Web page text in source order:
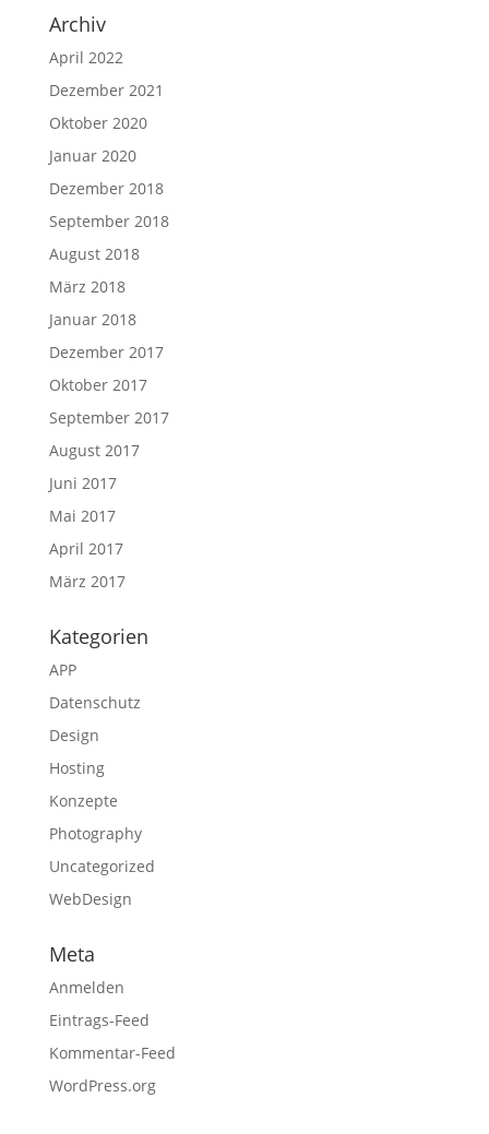
Archiv
April 2022
Dezember 2021
Oktober 2020
Januar 2020
Dezember 2018
September 2018
August 2018
März 2018
Januar 2018
Dezember 2017
Oktober 2017
September 2017
August 2017
Juni 2017
Mai 2017
April 2017
März 2017
Kategorien
APP
Datenschutz
Design
Hosting
Konzepte
Photography
Uncategorized
WebDesign
Meta
Anmelden
Eintrags-Feed
Kommentar-Feed
WordPress.org